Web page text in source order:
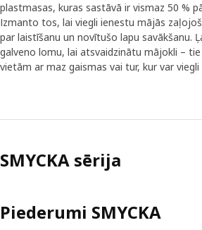
plastmasas, kuras sastāvā ir vismaz 50 %
Izmanto tos, lai viegli ienestu mājās
par laistīšanu un novītušo lapu savākšanu.
galveno lomu, lai atsvaidzinātu mājokli –
vietām ar maz gaismas vai tur, kur var
SMYCKA sērija
Piederumi SMYCKA